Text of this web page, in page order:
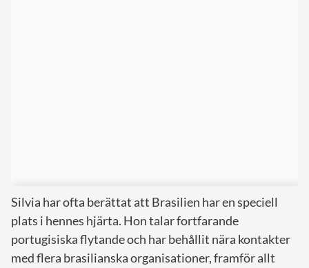
Silvia har ofta berättat att Brasilien har en speciell
plats i hennes hjärta. Hon talar fortfarande
portugisiska flytande och har behållit nära kontakter
med flera brasilianska organisationer, framför allt